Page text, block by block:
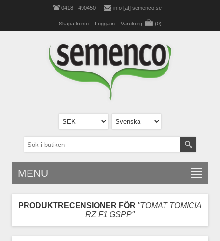
0418 - 490450 info [at] semenco.se
Skapa konto Logga in Varukorg (0)
MENU
PRODUKTRECENSIONER FÖR
TOMAT TOMICIA
RZ F1 GSPP